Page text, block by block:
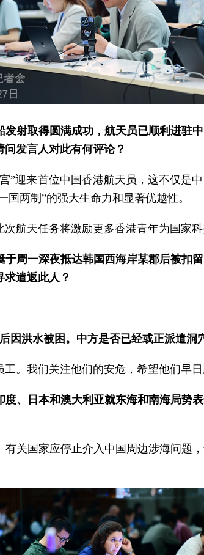
射取得圆满成功，航天员已顺利进驻
发言人对此有何评论？
”迎来首位中国香港航天员，这不仅是
国两制”的强大生命力和显著优越性。
航天任务将激励更多香港青年为国家科
周一深夜抵达韩国西海岸某郡后被扣
遣返此人？
因洪水被困。中方是否已经或正派遣洞
。我们关注他们的安危，希望他们早日
、日本和澳大利亚就东海和南海局势
关国家应停止介入中国周边涉海问题